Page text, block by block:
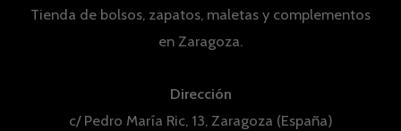
Tienda de bolsos, zapatos, maletas y complementos
en Zaragoza.
Dirección
c/ Pedro María Ric, 13, Zaragoza (España)